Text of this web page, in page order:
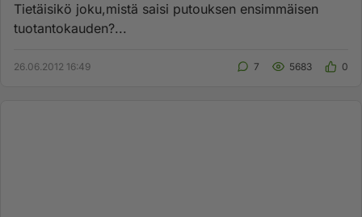
Tietäisikö joku,mistä saisi putouksen ensimmäisen
tuotantokauden?...
26.06.2012 16:49 7 5683 0